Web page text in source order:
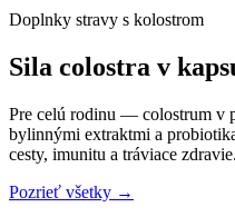
Doplnky stravy s kolostrom
Sila colostra v
Pre celú rodinu — colostrum v
bylinnými extraktmi a
cesty, imunitu a tráviace zdravie.
Pozrieť všetky →